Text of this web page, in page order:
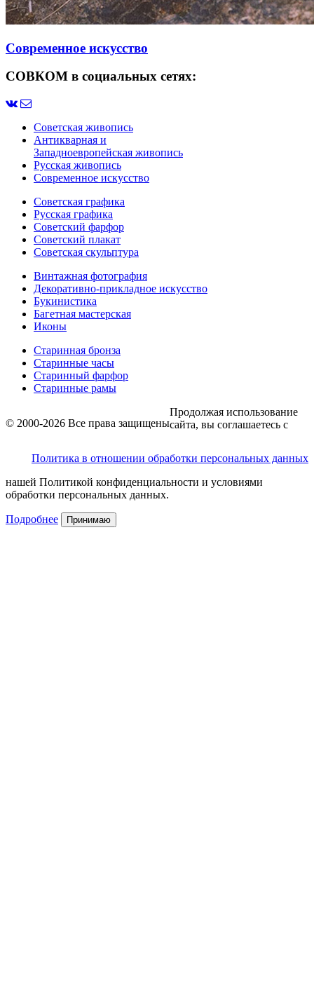
Современное искусство
СОВКОМ в социальных сетях:
Советская живопись
Антикварная и
Западноевропейская живопись
Русская живопись
Современное искусство
Советская графика
Русская графика
Советский фарфор
Советский плакат
Советская скульптура
Винтажная фотография
Декоративно-прикладное искусство
Букинистика
Багетная мастерская
Иконы
Старинная бронза
Старинные часы
Старинный фарфор
Старинные рамы
© 2000-2026 Все права защищены
Политика в отношении обработки персональных данных
Продолжая использование
сайта, вы соглашаетесь с
нашей Политикой конфиденциальности и условиями
обработки персональных данных.
Подробнее Принимаю